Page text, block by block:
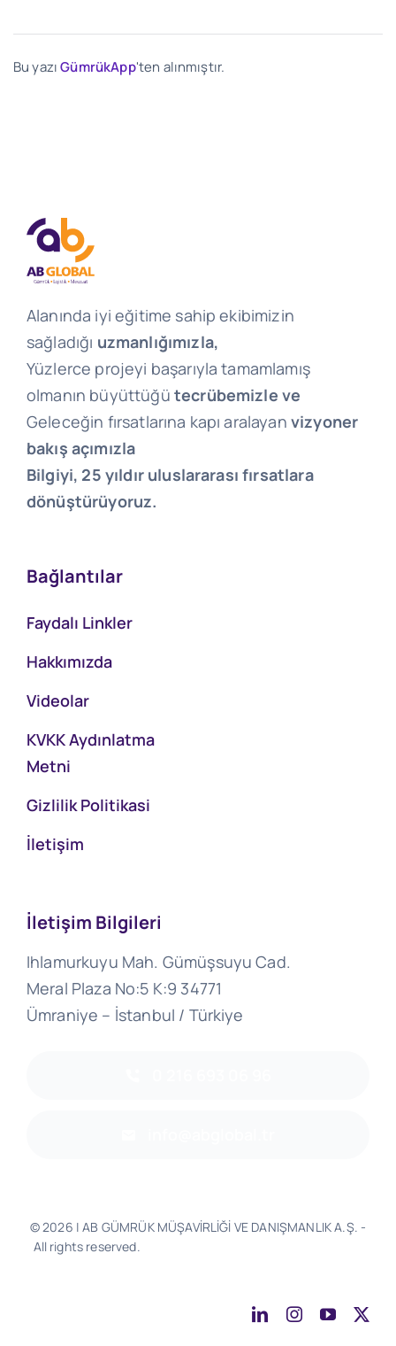
Bu yazıGümrükApp'ten alınmıştır.
Alanında iyi eğitime sahip ekibimizin
sağladığı uzmanlığımızla,
Yüzlerce projeyi başarıyla tamamlamış
olmanın büyüttüğü tecrübemizle ve
Geleceğin fırsatlarına kapı aralayan vizyoner
bakış açımızla
Bilgiyi, 25 yıldır uluslararası fırsatlara
dönüştürüyoruz.
Bağlantılar
Faydalı Linkler
Hakkımızda
Videolar
KVKK Aydınlatma
Metni
Gizlilik Politikasi
İletişim
İletişim Bilgileri
Ihlamurkuyu Mah. Gümüşsuyu Cad.
Meral Plaza No:5 K:9 34771
Ümraniye – İstanbul / Türkiye
© 2026 | AB GÜMRÜK MÜŞAVİRLİĞİ VE DANIŞMANLIK A.Ş. -
All rights reserved.